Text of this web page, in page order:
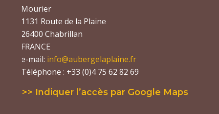
Mourier
1131 Route de la Plaine
26400 Chabrillan
FRANCE
e-mail: info@aubergelaplaine.fr
Téléphone : +33 (0)4 75 62 82 69
>> Indiquer l’accès par Google Maps